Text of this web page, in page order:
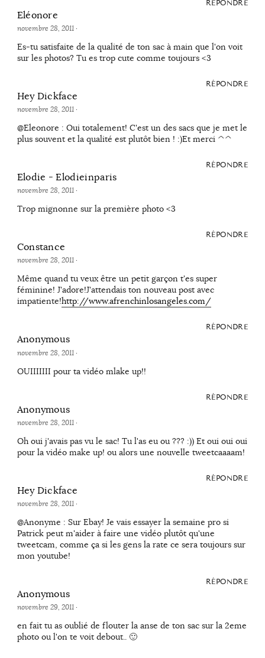
RÉPONDRE
Eléonore
novembre 28, 2011·
Es-tu satisfaite de la qualité de ton sac à main que l'on voit
sur les photos? Tu es trop cute comme toujours <3
RÉPONDRE
Hey Dickface
novembre 28, 2011·
@Eleonore : Oui totalement! C'est un des sacs que je met le
plus souvent et la qualité est plutôt bien ! :)Et merci ^^
RÉPONDRE
Elodie - Elodieinparis
novembre 28, 2011·
Trop mignonne sur la première photo <3
RÉPONDRE
Constance
novembre 28, 2011·
Même quand tu veux être un petit garçon t'es super
féminine! J'adore!J'attendais ton nouveau post avec
impatiente!http://www.afrenchinlosangeles.com/
RÉPONDRE
Anonymous
novembre 28, 2011·
OUIIIIIII pour ta vidéo mlake up!!
RÉPONDRE
Anonymous
novembre 28, 2011·
Oh oui j'avais pas vu le sac! Tu l'as eu ou ??? :)) Et oui oui oui
pour la vidéo make up! ou alors une nouvelle tweetcaaaam!
RÉPONDRE
Hey Dickface
novembre 28, 2011·
@Anonyme : Sur Ebay! Je vais essayer la semaine pro si
Patrick peut m'aider à faire une vidéo plutôt qu'une
tweetcam, comme ça si les gens la rate ce sera toujours sur
mon youtube!
RÉPONDRE
Anonymous
novembre 29, 2011·
en fait tu as oublié de flouter la anse de ton sac sur la 2eme
photo ou l'on te voit debout.. 🙂